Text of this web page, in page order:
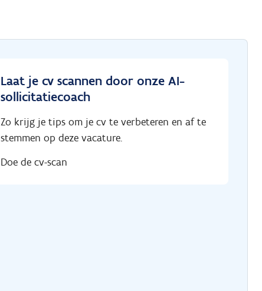
Laat je cv scannen door onze AI-
sollicitatiecoach
Zo krijg je tips om je cv te verbeteren en af te
stemmen op deze vacature.
Doe de cv-scan